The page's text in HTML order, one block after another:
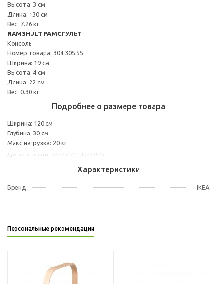
Высота: 3 см
Длина: 130 см
Вес: 7.26 кг
RAMSHULT РАМСГУЛЬТ
Консоль
Номер товара: 304.305.55
Ширина: 19 см
Высота: 4 см
Длина: 22 см
Вес: 0.30 кг
Подробнее о размере товара
Ширина: 120 см
Глубина: 30 см
Макс нагрузка: 20 кг
Характеристики
Бренд IKEA
Персональные рекомендации